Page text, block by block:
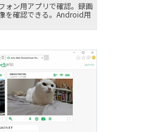
ォン用アプリで確認。録画
を確認できる。Android用